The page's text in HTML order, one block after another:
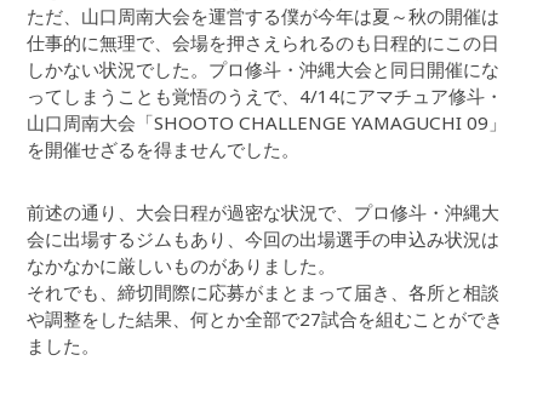
ただ、山口周南大会を運営する僕が今年は夏～秋の開催は
仕事的に無理で、会場を押さえられるのも日程的にこの日
しかない状況でした。プロ修斗・沖縄大会と同日開催にな
ってしまうことも覚悟のうえで、4/14にアマチュア修斗・
山口周南大会「SHOOTO CHALLENGE YAMAGUCHI 09」
を開催せざるを得ませんでした。
前述の通り、大会日程が過密な状況で、プロ修斗・沖縄大
会に出場するジムもあり、今回の出場選手の申込み状況は
なかなかに厳しいものがありました。
それでも、締切間際に応募がまとまって届き、各所と相談
や調整をした結果、何とか全部で27試合を組むことができ
ました。